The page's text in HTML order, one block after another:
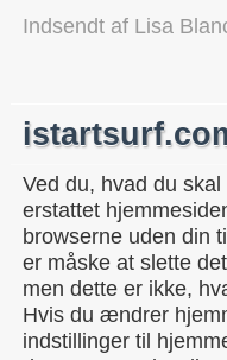
Indsendt af Lisa
Ved du, hvad du
erstattet
browserne uden din
er måske at slette
men dette er ikke,
Hvis du ændrer
indstillinger til